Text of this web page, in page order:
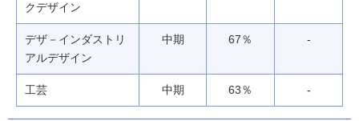
クデザイン
デザ－インダストリ
アルデザイン
中期 67％ -
工芸 中期 63％ -